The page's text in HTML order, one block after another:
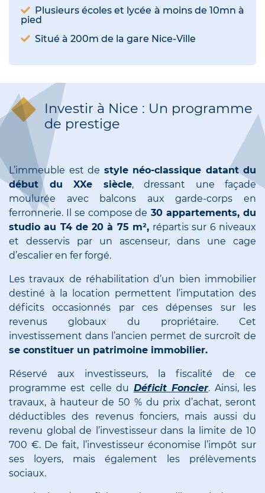
Plusieurs écoles et lycée à moins de 10mn à
pied
Situé à 200m de la gare Nice-Ville
Investir à Nice : Un programme
de prestige
L’immeuble est de style néo-classique datant du
début du XXe siècle, dressant une façade
moulurée avec balcons aux garde-corps en
ferronnerie. Il se compose de 30 appartements, du
studio au T4 de 20 à 75 m², répartis sur 6 niveaux
et desservis par un ascenseur, dans une cage
d’escalier en fer forgé.
Les travaux de réhabilitation d’un bien immobilier
destiné à la location permettent l’imputation des
déficits occasionnés par ces dépenses sur les
revenus globaux du propriétaire. Cet
investissement dans l’ancien permet de surcroît de
se constituer un patrimoine immobilier.
Réservé aux investisseurs, la fiscalité de ce
programme est celle du Déficit Foncier. Ainsi, les
travaux, à hauteur de 50 % du prix d’achat, seront
déductibles des revenus fonciers, mais aussi du
revenu global de l’investisseur dans la limite de 10
700 €. De fait, l’investisseur économise l’impôt sur
ses loyers, mais également les prélèvements
sociaux.